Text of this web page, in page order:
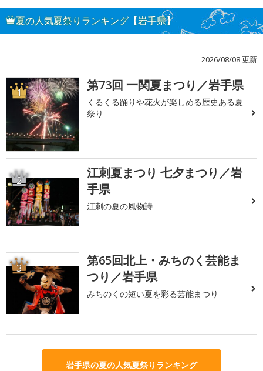
夏の人気夏祭りランキング【岩手県】
2026/08/08 更新
1 第73回 一関夏まつり／岩手県
くるくる踊りや花火が楽しめる歴史ある夏
祭り
2
江刺夏まつり 七夕まつり／岩
手県
江刺の夏の風物詩
3
第65回北上・みちのく芸能ま
つり／岩手県
みちのくの短い夏を彩る芸能まつり
岩手県の夏の人気夏祭りランキング